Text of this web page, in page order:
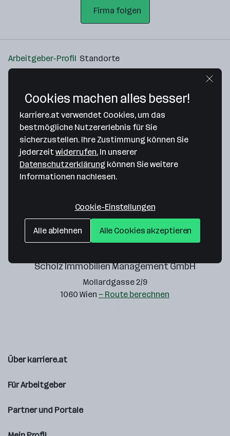
Firma folgen
Arbeitgeber-Profil Standorte
Bitte stimme unseren Cookie-
Richtlinien zu, um diese Karte
anzuzeigen.
Scholz Immobilien Management GmbH
Mollardgasse 2/9
1060 Wien — Route berechnen
Über karriere.at
Für Arbeitgeber
Partner und Portale
Cookies machen alles besser!
karriere.at verwendet Cookies, um das
bestmögliche Nutzererlebnis für Sie
sicherzustellen. Ihre Zustimmung können Sie
jederzeitwiderrufen. In unserer
Datenschutzerklärung können Sie weitere
Informationen nachlesen.
Cookie-Einstellungen
Alle ablehnen Alle Cookies akzeptieren